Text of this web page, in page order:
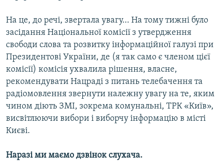
На це, до речі, звертала увагу… На тому тижні було
засідання Національної комісії з утвердження
свободи слова та розвитку інформаційної галузі при
Президентові України, де (я так само є членом цієї
комісії) комісія ухвалила рішення, власне,
рекомендувати Нацраді з питань телебачення та
радіомовлення звернути належну увагу на те, яким
чином діють ЗМІ, зокрема комунальні, ТРК «Київ»,
висвітлюючи вибори і виборчу інформацію в місті
Києві.
Наразі ми маємо дзвінок слухача.